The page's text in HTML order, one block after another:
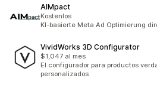
AIMpact
Kostenlos
KI-basierte Meta Ad Optimierung
VividWorks 3D Configurator
$1,047 al mes
El configurador para productos
personalizados